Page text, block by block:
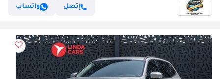
إتصل
واتساب